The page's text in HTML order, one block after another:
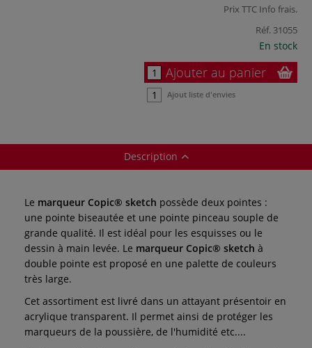
Prix TTC Info frais.
Réf. 31055
En stock
Ajouter au panier
Ajout liste d'envies
Description
Le marqueur Copic® sketch possède deux pointes :
une pointe biseautée et une pointe pinceau souple de
grande qualité. Il est idéal pour les esquisses ou le
dessin à main levée. Le marqueur Copic® sketch à
double pointe est proposé en une palette de couleurs
très large.
Cet assortiment est livré dans un attayant présentoir en
acrylique transparent. Il permet ainsi de protéger les
marqueurs de la poussière, de l'humidité etc....